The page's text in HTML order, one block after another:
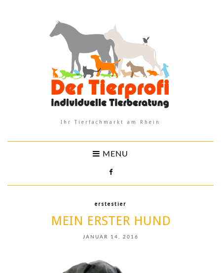
Ihr Tierfachmarkt am Rhein
MENU
erstestier
MEIN ERSTER HUND
JANUAR 14, 2016